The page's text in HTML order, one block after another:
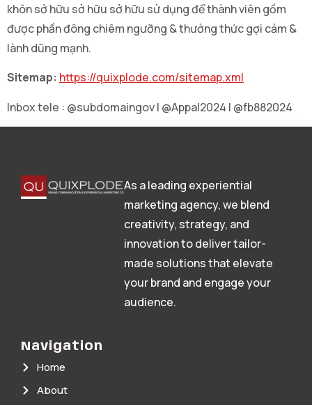
khôn sở hữu sở hữu sở hữu sử dụng để thành viên gồm
được phần đông chiêm ngưỡng & thưởng thức gợi cảm &
lành dũng mạnh.
Sitemap: https://quixplode.com/sitemap.xml
Inbox tele : @subdomaingov | @Appal2024 | @fb882024
As a leading experiential
marketing agency, we blend
creativity, strategy, and
innovation to deliver tailor-
made solutions that elevate
your brand and engage your
audience.
Navigation
Home
About